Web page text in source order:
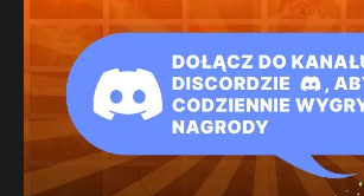
Italiano
Tcheco
Árabe
Tailandês
Chinês simplificado
Coreano